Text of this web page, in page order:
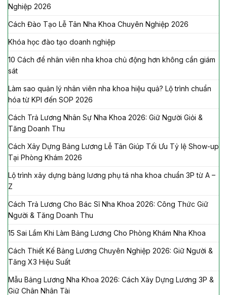
Nghiệp 2026
Cách Đào Tạo Lễ Tân Nha Khoa Chuyên Nghiệp 2026
Khóa học đào tạo doanh nghiệp
10 Cách để nhân viên nha khoa chủ động hơn không cần giám
sát
Làm sao quản lý nhân viên nha khoa hiệu quả? Lộ trình chuẩn
hóa từ KPI đến SOP 2026
Cách Trả Lương Nhân Sự Nha Khoa 2026: Giữ Người Giỏi &
Tăng Doanh Thu
Cách Xây Dựng Bảng Lương Lễ Tân Giúp Tối Ưu Tỷ lệ Show-up
Tại Phòng Khám 2026
Lộ trình xây dựng bảng lương phụ tá nha khoa chuẩn 3P từ A –
Z
Cách Trả Lương Cho Bác Sĩ Nha Khoa 2026: Công Thức Giữ
Người & Tăng Doanh Thu
15 Sai Lầm Khi Làm Bảng Lương Cho Phòng Khám Nha Khoa
Cách Thiết Kế Bảng Lương Chuyên Nghiệp 2026: Giữ Người &
Tăng X3 Hiệu Suất
Mẫu Bảng Lương Nha Khoa 2026: Cách Xây Dựng Lương 3P &
Giữ Chân Nhân Tài